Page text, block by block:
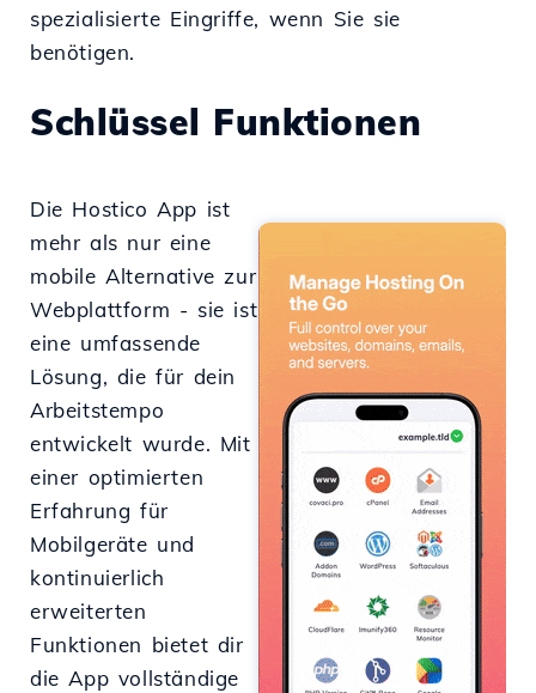
spezialisierte Eingriffe, wenn Sie sie
benötigen.
Schlüssel Funktionen
Die Hostico App ist
mehr als nur eine
mobile Alternative zur
Webplattform - sie ist
eine umfassende
Lösung, die für dein
Arbeitstempo
entwickelt wurde. Mit
einer optimierten
Erfahrung für
Mobilgeräte und
kontinuierlich
erweiterten
Funktionen bietet dir
die App vollständige